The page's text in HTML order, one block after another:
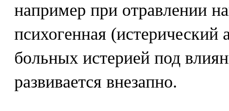
например при отравлении
психогенная (истерический
больных истерией под
развивается внезапно.